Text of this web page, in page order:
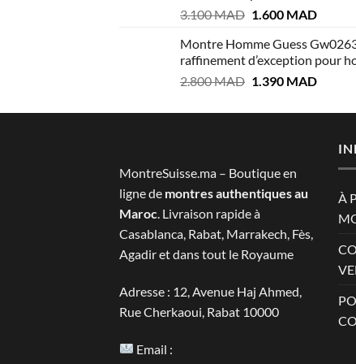
2.999 MAD.1.400
3.100MAD Le
initial
était :
3.100 MAD.
1.600 MADLe
actuel
est :
1.600
Montre Homme Guess
raffinement d’exception pour
2.800MAD Le
initial
1.390 MADLe
actuel
1.390
MontreSuisse.ma – Boutique en
ligne de montres authentiques au
Maroc. Livraison rapide à
Casablanca, Rabat, Marrakech, Fès,
Agadir et dans tout le Royaume
Adresse : 12, Avenue Haj Ahmed,
Rue Cherkaoui, Rabat 10000
Email :
À